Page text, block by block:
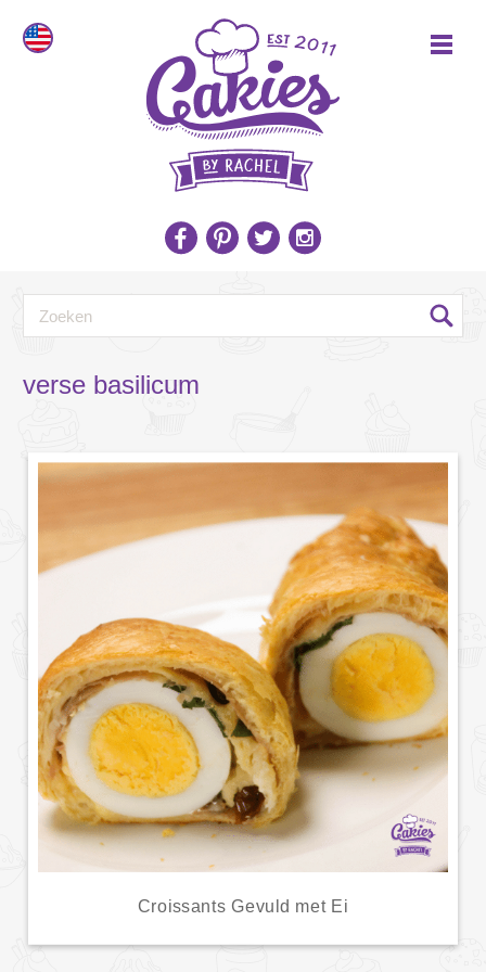
verse basilicum
Croissants Gevuld met Ei